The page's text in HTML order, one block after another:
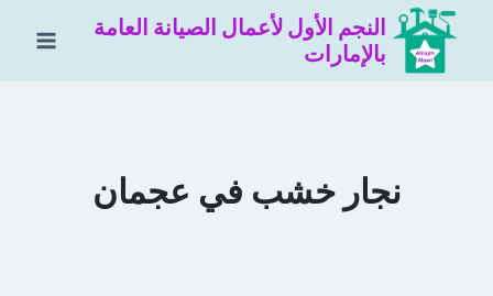
التجاوز
المحتوى
النجم الأول لأعمال الصيانة العامة
بالإمارات
نجار خشب في عجمان